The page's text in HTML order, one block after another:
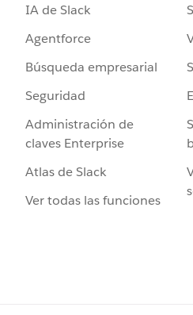
IA de Slack
Agentforce
Búsqueda empresarial
Seguridad
Administración de
claves Enterprise
Atlas de Slack
Ver todas las funciones